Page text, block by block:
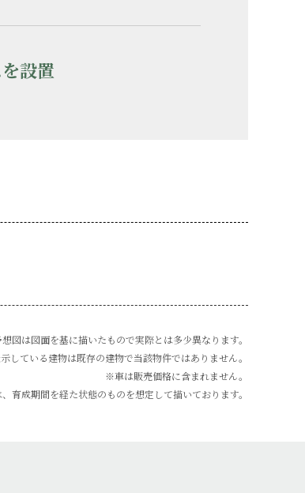
設置
図は図面を基に描いたもので実際とは多少異なります。
している建物は既存の建物で当該物件ではありません。
※車は販売価格に含まれません。
育成期間を経た状態のものを想定して描いております。